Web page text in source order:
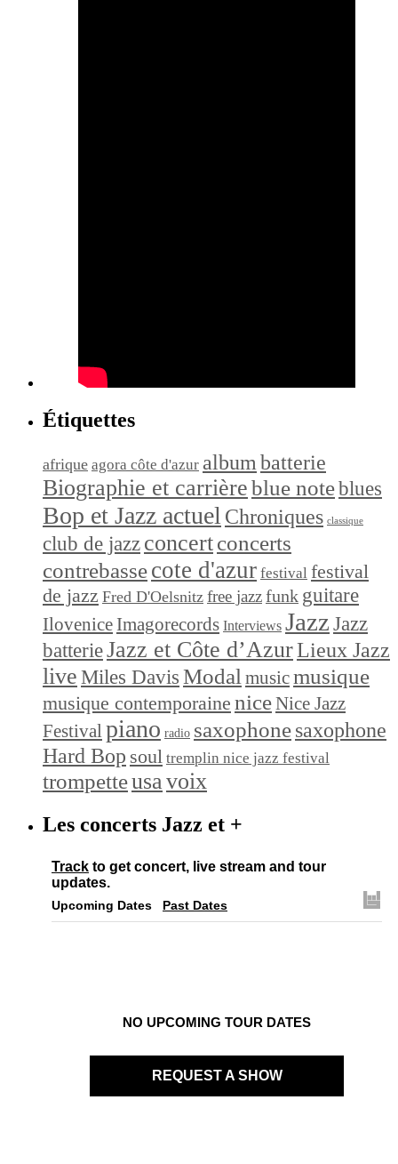
Étiquettes
afrique agora côte d'azur album batterie
Biographie et carrièreblue noteblues
Bop et Jazz actuel Chroniques classique
club de jazz concertconcerts
contrebassecote d'azur festival festival
de jazz Fred D'Oelsnitz free jazzfunk guitare
Ilovenice Imagorecords Interviews Jazz Jazz
batterieJazz et Côte d’AzurLieux Jazz
live Miles Davis Modal musicmusique
musique contemporaine niceNice Jazz
Festivalpiano radio saxophonesaxophone
Hard Bop soul tremplin nice jazz festival
trompetteusavoix
Les concerts Jazz et +
Track to get concert, live stream and tour
updates.
Upcoming Dates Past Dates
NO UPCOMING TOUR DATES
REQUEST A SHOW